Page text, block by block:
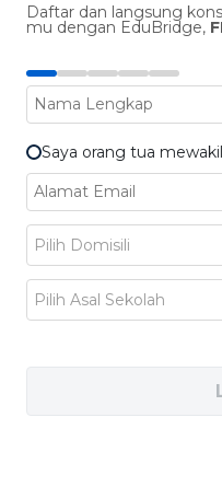
masuk dalam
lho. Ada sekitar 9
masuk top 100
adalah:
The University
Daftar dan langsung
mu dengan EduBridge,
Saya orang tua
Pilih Domisili
Pilih Asal Sekolah